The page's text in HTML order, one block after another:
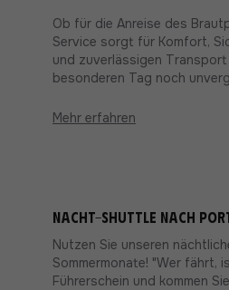
Ob für die Anreise des
Service sorgt für Komfort,
und zuverlässigen
besonderen Tag noch
Mehr erfahren
Nacht-Shuttle nach
Nutzen Sie unseren
Sommermonate! "Wer fährt,
Führerschein und kommen